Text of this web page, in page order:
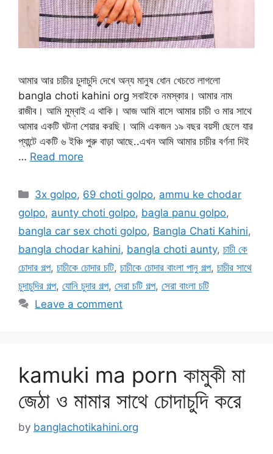
আমার আর চাচীর চুদাচুদি দেখে অন্য মানুষ ধোন খেচতে লাগলো
bangla choti kahini org সবাইকে নমস্কার। আমার নাম
রাজীব। আমি মুম্বাই এ থাকি। আজ আমি বাসে আমার চাচী ও মার সাথে
আমার একটি ঘটনা শেয়ার করছি। আমি একজন ১৯ বছর বয়সী ছেলে যার
প্যান্টে একটি ৬ ইঞ্চি পুরু বাড়া আছে..এখন আমি আমার চাচীর বর্ণনা দিই
… Read more
Categories
3x golpo, 69 choti golpo, ammu ke chodar
golpo, aunty choti golpo, bagla panu golpo,
bangla car sex choti golpo, Bangla Chati Kahini,
bangla chodar kahini, bangla choti aunty, চাচী কে
চোদার গল্প, চাচীকে চোদার চটি, চাচীকে চোদার বাংলা পানু গল্প, চাচীর সাথে
চুদাচুদির গল্প, যোনি চুদার গল্প, সেরা চটি গল্প, সেরা বাংলা চটি
Leave a comment
kamuki ma porn কামুকী মা
জেঠা ও মামার সাথে চোদাচুদি করে
by banglachotikahini.org